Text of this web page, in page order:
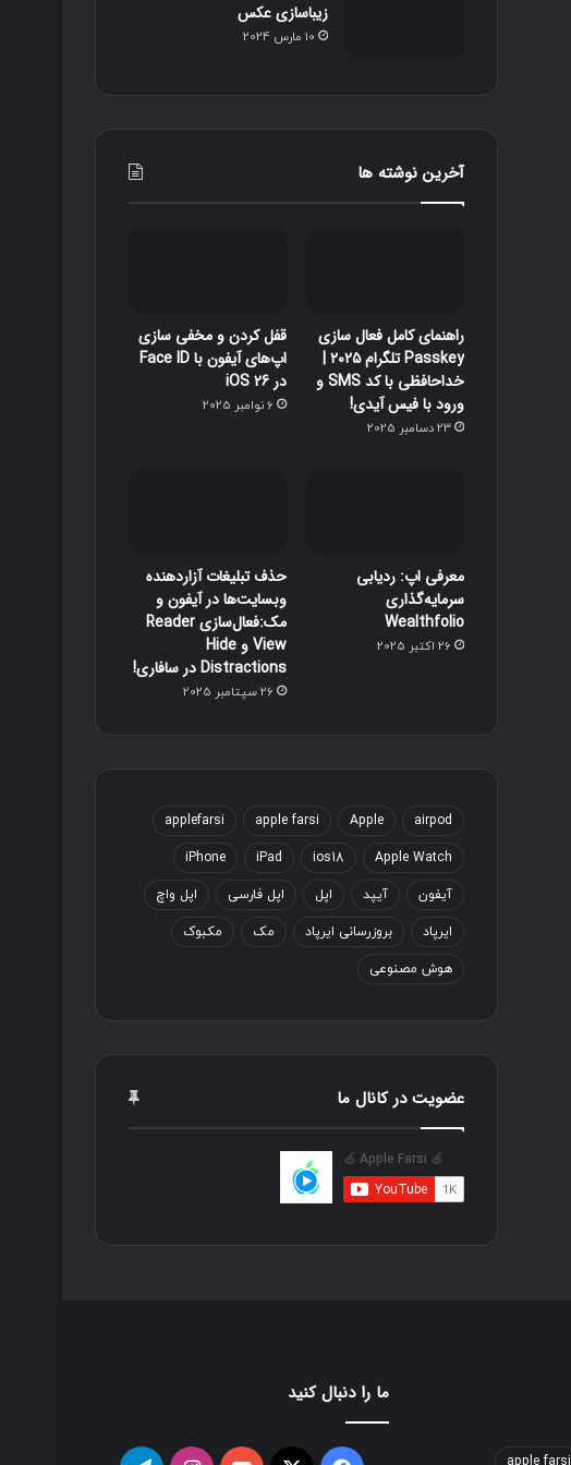
زیباسازی عکس
10 مارس 2024
آخرین نوشته ها
راهنمای کامل فعال سازی
Passkey تلگرام ۲۰۲۵ |
خداحافظی با کد SMS و
ورود با فیس آیدی!
23 دسامبر 2025
قفل‌ کردن و مخفی‌ سازی
اپ‌های آیفون با Face ID
در iOS 26
6 نوامبر 2025
معرفی اپ: ردیابی
سرمایه‌گذاری
Wealthfolio
26 اکتبر 2025
حذف تبلیغات آزاردهنده
وبسایت‌ها در آیفون و
مک:فعال‌سازی Reader
View و Hide
Distractions در سافاری!
26 سپتامبر 2025
airpod
Apple
apple farsi
applefarsi
Apple Watch
ios18
iPad
iPhone
آیفون آیپد اپل اپل فارسی اپل واچ
ایرپاد بروزرسانی ایرپاد مک مکبوک
هوش مصنوعی
عضویت در کانال ما
ما را دنبال کنید